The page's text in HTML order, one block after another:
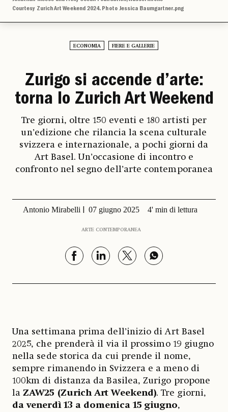
Courtesy Zurich Art Weekend 2024. Photo Jessica Baumgartner.png
ECONOMIA FIERE E GALLERIE
Zurigo si accende d’arte:
torna lo Zurich Art Weekend
Tre giorni, oltre 150 eventi e 180 artisti per
un’edizione che rilancia la scena culturale
svizzera e internazionale, a pochi giorni da
Art Basel. Un’occasione di incontro e
confronto nel segno dell’arte contemporanea
Antonio Mirabelli 07 giugno 2025 4' min di lettura
ARTE CONTEMPORANEA
Una settimana prima dell’inizio di Art Basel
2025, che prenderà il via il prossimo 19 giugno
nella sede storica da cui prende il nome,
sempre rimanendo in Svizzera e a meno di
100km di distanza da Basilea, Zurigo propone
laZAW25 (Zurich Art Weekend). Tre giorni,
da venerdì 13 a domenica 15 giugno,